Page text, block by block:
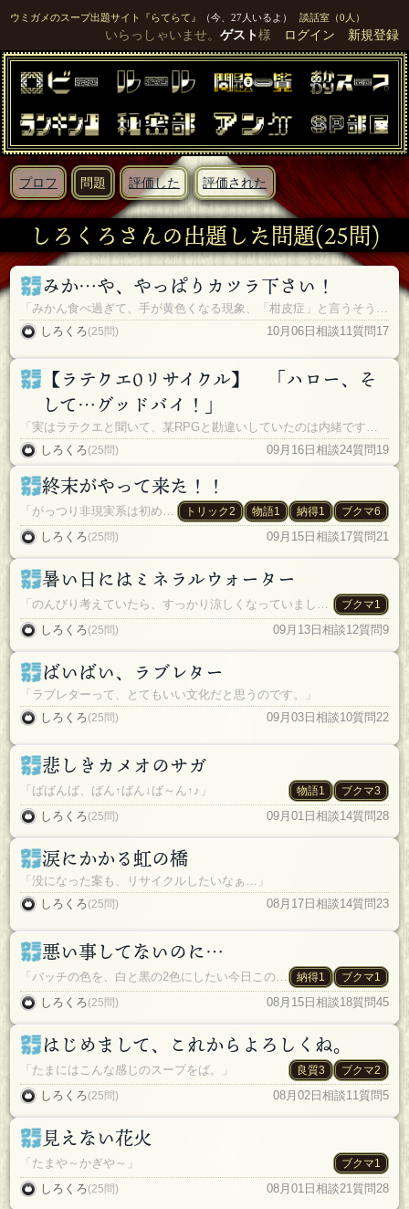
ウミガメのスープ出題サイト『らてらて』 （今、27人いるよ） 談話室（0人）
いらっしゃいませ。 ゲスト様 ログイン 新規登録
プロフ 問題 評価した 評価された
しろくろさんの出題した問題(25問)
みか…や、やっぱりカツラ下さい！
「みかん食べ過ぎて、手が黄色くなる現象、「柑皮症」と言うそうです！」
しろくろ(25問) 10月06日 相談11質問17
【ラテクエ0リサイクル】 「ハロー、そ
して…グッドバイ！」
「実はラテクエと聞いて、某RPGと勘違いしていたのは内緒です。」
しろくろ(25問) 09月16日 相談24質問19
終末がやって来た！！
「がっつり非現実系は初めての試みです。」 トリック2 物語1 納得1 ブクマ6
しろくろ(25問) 09月15日 相談17質問21
暑い日にはミネラルウォーター
「のんびり考えていたら、すっかり涼しくなっていました…(´・ω・) ﾌｰﾑ」 ブクマ1
しろくろ(25問) 09月13日 相談12質問9
ばいばい、ラブレター
「ラブレターって、とてもいい文化だと思うのです。」
しろくろ(25問) 09月03日 相談10質問22
悲しきカメオのサガ
「ばばんば、ばん↑ばん↓ば～ん↑♪」 物語1 ブクマ3
しろくろ(25問) 09月01日 相談14質問28
涙にかかる虹の橋
「没になった案も、リサイクルしたいなぁ…」
しろくろ(25問) 08月17日 相談14質問23
悪い事してないのに…
「バッチの色を、白と黒の2色にしたい今日この頃。」 納得1 ブクマ1
しろくろ(25問) 08月15日 相談18質問45
はじめまして、これからよろしくね。
「たまにはこんな感じのスープをば。」 良質3 ブクマ2
しろくろ(25問) 08月02日 相談11質問5
見えない花火
「たまや～かぎや～」 ブクマ1
しろくろ(25問) 08月01日 相談21質問28